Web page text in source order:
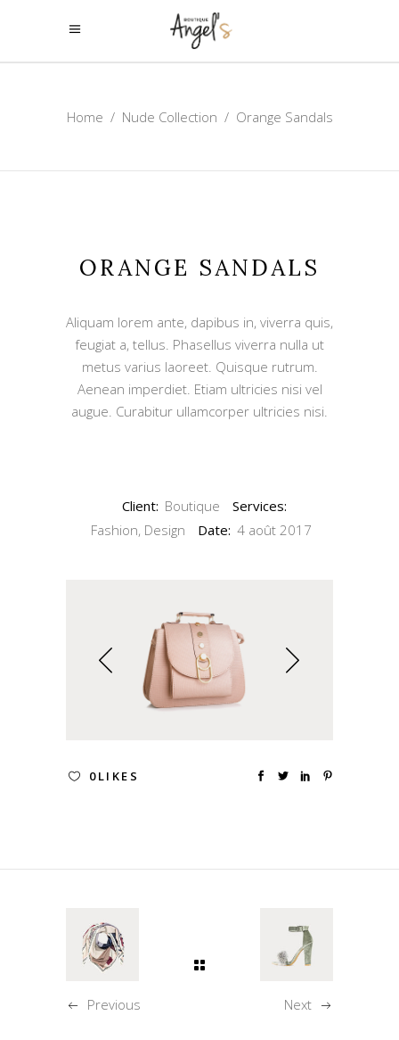
Home / Nude Collection / Orange Sandals
ORANGE SANDALS
Aliquam lorem ante, dapibus in, viverra quis,
feugiat a, tellus. Phasellus viverra nulla ut
metus varius laoreet. Quisque rutrum.
Aenean imperdiet. Etiam ultricies nisi vel
augue. Curabitur ullamcorper ultricies nisi.
Client: Boutique
Services:
Fashion, Design
Date: 4 août 2017
0LIKES
Previous Next